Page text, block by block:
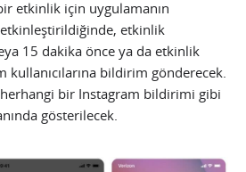
etkinlik için uygulamanın
etkinleştirildiğinde, etkinlik
15 dakika önce ya da etkinlik
kullanıcılarına bildirim gönderecek.
herhangi bir Instagram bildirimi gibi
gösterilecek.